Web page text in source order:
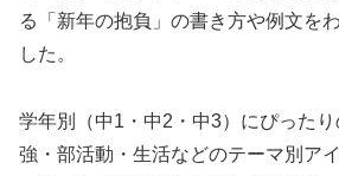
る「新年の抱負」の書き方や例文を
した。
学年別（中1・中2・中3）にぴった
強・部活動・生活などのテーマ別ア